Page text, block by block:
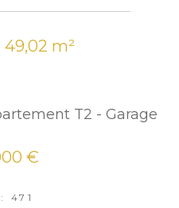
49,02 m²
T2 - Garage
€
471